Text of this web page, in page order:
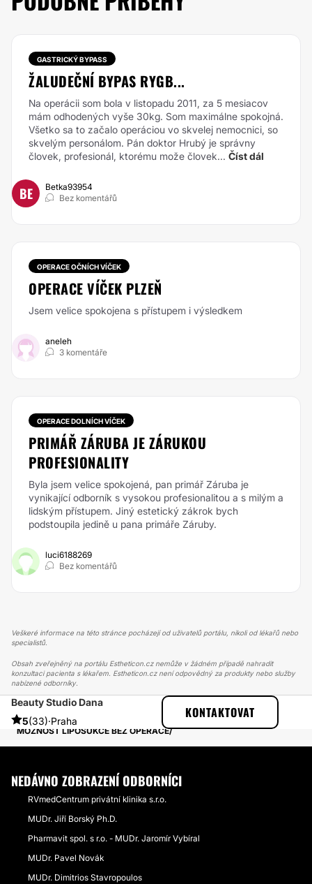
GASTRICKÝ BYPASS
ŽALUDEČNÍ BYPAS RYGB...
Na operácii som bola v listopadu 2011, za 5 mesiacov
mám odhodených vyše 30kg. Som maximálne spokojná.
Všetko sa to začalo operáciou vo skvelej nemocnici, so
skvelým personálom. Pán doktor Hrubý je správny
človek, profesionál, ktorému može človek... Číst dál
BE
Betka93954
Bez komentářů
OPERACE OČNÍCH VÍČEK
OPERACE VÍČEK PLZEŇ
Jsem velice spokojena s přístupem i výsledkem
aneleh
3 komentáře
OPERACE DOLNÍCH VÍČEK
PRIMÁŘ ZÁRUBA JE ZÁRUKOU
PROFESIONALITY
Byla jsem velice spokojená, pan primář Záruba je
vynikající odborník s vysokou profesionalitou a s milým a
lidským přístupem. Jiný estetický zákrok bych
podstoupila jedině u pana primáře Záruby.
luci6188269
Bez komentářů
Veškeré informace na této stránce pocházejí od uživatelů portálu, nikoli od lékařů nebo
specialistů.
Obsah zveřejněný na portálu Estheticon.cz nemůže v žádném případě nahradit
konzultaci pacienta s lékařem. Estheticon.cz není odpovědný za produkty nebo služby
nabízené odborníky.
Beauty Studio Dana
5(33)·Praha
KONTAKTOVAT
ESTHETICON
PŘÍBĚHY
PŘÍBĚHY TÝKAJÍCÍ SE ZÁKROKU NEINVAZIVNÍ LIPOSUKCE
MOŽNOST LIPOSUKCE BEZ OPERACE
NEDÁVNO ZOBRAZENÍ ODBORNÍCI
RVmedCentrum privátní klinika s.r.o.
MUDr. Jiří Borský Ph.D.
Pharmavit spol. s r.o. - MUDr. Jaromír Vybíral
MUDr. Pavel Novák
MUDr. Dimitrios Stavropoulos